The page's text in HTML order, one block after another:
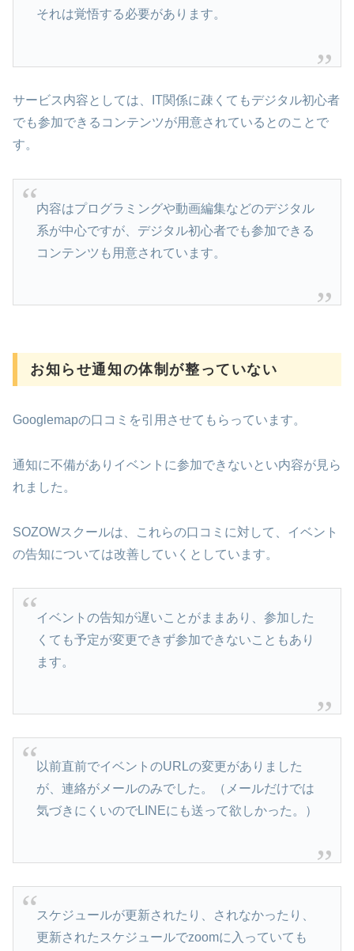
それは覚悟する必要があります。
サービス内容としては、IT関係に疎くてもデジタル初心者
でも参加できるコンテンツが用意されているとのことで
す。
内容はプログラミングや動画編集などのデジタル
系が中心ですが、デジタル初心者でも参加できる
コンテンツも用意されています。
お知らせ通知の体制が整っていない
Googlemapの口コミを引用させてもらっています。
通知に不備がありイベントに参加できないとい内容が見ら
れました。
SOZOWスクールは、これらの口コミに対して、イベント
の告知については改善していくとしています。
イベントの告知が遅いことがままあり、参加した
くても予定が変更できず参加できないこともあり
ます。
以前直前でイベントのURLの変更がありました
が、連絡がメールのみでした。（メールだけでは
気づきにくいのでLINEにも送って欲しかった。）
スケジュールが更新されたり、されなかったり、
更新されたスケジュールでzoomに入っていても